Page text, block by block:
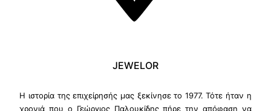
JEWELOR
Η ιστορία της επιχείρησής μας ξεκίνησε το 1977. Τότε ήταν η
χρονιά που ο Γεώργιος Παλουκίδης πήρε την απόφαση να